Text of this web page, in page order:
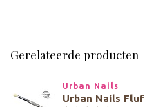
Gerelateerde producten
Urban Nails
Urban Nails Fluf